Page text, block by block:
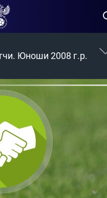
Юноши 2008 г.р.